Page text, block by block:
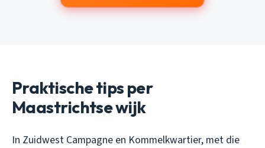
Praktische tips per
Maastrichtse wijk
In Zuidwest Campagne en Kommelkwartier, met die